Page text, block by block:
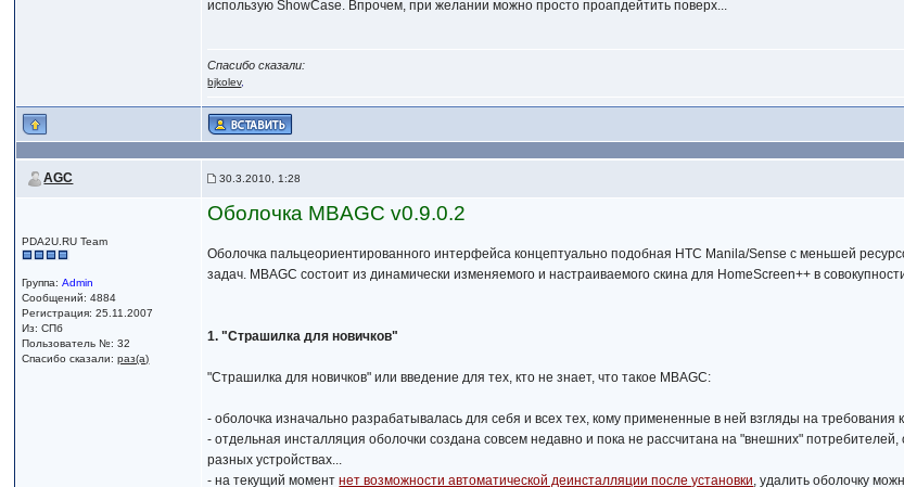
использую ShowCase. Впрочем, при желании можно просто проапдейтить поверх...
Спасибо сказали:
bjkolev,
AGC 30.3.2010, 1:28
PDA2U.RU Team
Группа:Admin
Сообщений: 4884
Регистрация: 25.11.2007
Из: СПб
Пользователь №: 32
Спасибо сказали:раз(а)
Оболочка MBAGC v0.9.0.2
Оболочка пальцеориентированного интерфейса концептуально подобная HTC Manila/Sense с меньшей
задач. MBAGC состоит из динамически изменяемого и настраиваемого скина для HomeScreen++ в
1. "Страшилка для новичков"
"Страшилка для новичков" или введение для тех, кто не знает, что такое MBAGC:
- оболочка изначально разрабатывалась для себя и всех тех, кому примененные в ней взгляды на
- отдельная инсталляция оболочки создана совсем недавно и пока не рассчитана на "внешних"
разных устройствах...
- на текущий моментнет возможности автоматической деинсталляции после установки, удалить оболочку